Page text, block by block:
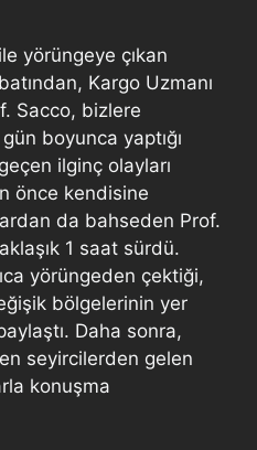
yörüngeye çıkan
Kargo Uzmanı
Sacco, bizlere
boyunca yaptığı
ilginç olayları
önce kendisine
da bahseden Prof.
1 saat sürdü.
yörüngeden çektiği,
bölgelerinin yer
Daha sonra,
seyircilerden gelen
konuşma